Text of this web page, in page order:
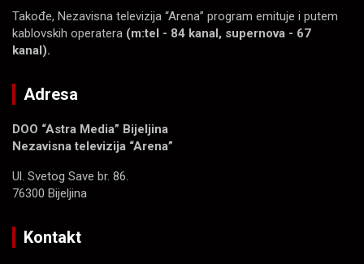
Takođe, Nezavisna televizija “Arena” program emituje i putem
kablovskih operatera (m:tel - 84 kanal, supernova - 67
kanal).
Adresa
DOO “Astra Media” Bijeljina
Nezavisna televizija “Arena”
Ul. Svetog Save br. 86.
76300 Bijeljina
Kontakt